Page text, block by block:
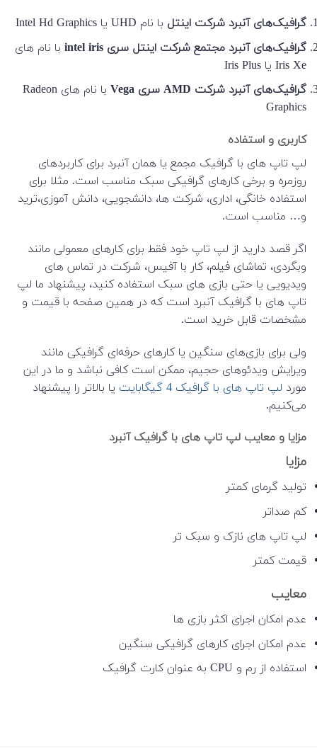
گرافیک‌های آنبرد شرکت اینتل با نام UHD یا Intel Hd Graphics
گرافیک‌های آنبرد مجتمع شرکت اینتل سری intel iris
با نام های
Iris Xe یا Iris Plus
گرافیک‌های آنبرد شرکت AMD سری Vega
با نام های Radeon
Graphics
کاربری و استفاده
لپ تاپ های با گرافیک مجمع یا همان آنبرد برای کاربردهای
روزمره و برخی کارهای گرافیکی سبک مناسب است. مثلا برای
استفاده خانگی، اداری، شرکت ها، دانشجویی، دانش آموزی،‌ترید
و… مناسب است.
اگر قصد دارید از لپ تاپ خود فقط برای کارهای معمولی مانند
وبگردی، تماشای فیلم، کار با آفیس، شرکت در تماس های
ویدیویی یا حتی بازی های سبک استفاده کنید، پیشنهاد ما لپ
تاپ های با گرافیک آنبرد است که در همین صفحه با قیمت و
مشخصات قابل خرید است.
ولی برای بازی‌های سنگین یا کارهای حرفه‌ای گرافیکی مانند
ویرایش ویدئوهای حجیم، ممکن است کافی نباشد و ما در این
مورد لپ تاپ های با گرافیک 4 گیگابایت
یا بالاتر را پیشنهاد
می‌کنیم.
مزایا و معایب لپ تاپ های با گرافیک آنبرد
مزایا
تولید گرمای کمتر
کم صداتر
لپ تاپ های نازک و سبک تر
قیمت کمتر
معایب
عدم امکان اجرای اکثر بازی ها
عدم امکان اجرای کارهای گرافیکی سنگین
استفاده از رم و CPU به عنوان کارت گرافیک